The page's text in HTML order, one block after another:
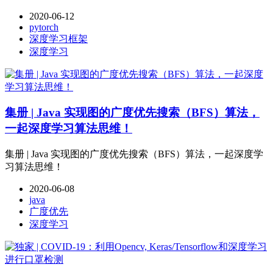
2020-06-12
pytorch
深度学习框架
深度学习
集册 | Java 实现图的广度优先搜索（BFS）算法，
一起深度学习算法思维！
集册 | Java 实现图的广度优先搜索（BFS）算法，一起深度学
习算法思维！
2020-06-08
java
广度优先
深度学习